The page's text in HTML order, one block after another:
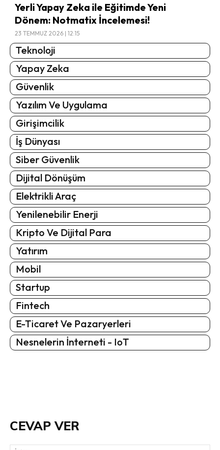
Yerli Yapay Zeka ile Eğitimde Yeni
Dönem: Notmatix İncelemesi!
23 TEMMUZ 2026 | 12:15
Teknoloji
Yapay Zeka
Güvenlik
Yazılım Ve Uygulama
Girişimcilik
İş Dünyası
Siber Güvenlik
Dijital Dönüşüm
Elektrikli Araç
Yenilenebilir Enerji
Kripto Ve Dijital Para
Yatırım
Mobil
Startup
Fintech
E-Ticaret Ve Pazaryerleri
Nesnelerin İnterneti - IoT
CEVAP VER